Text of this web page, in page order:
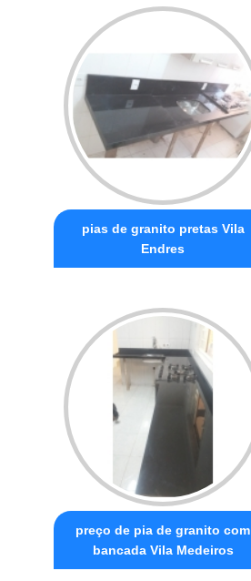
pias de granito pretas Vila
Endres
preço de pia de granito com
bancada Vila Medeiros